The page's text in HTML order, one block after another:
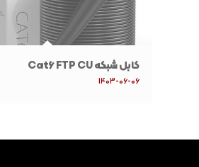
کابل شبکه Cat6 FTP CU
1403-06-06